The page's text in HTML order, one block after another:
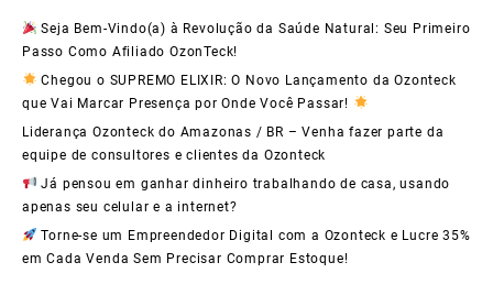
Vida
Financeira!
Seja Bem-Vindo(a) à Revolução da Saúde Natural: Seu Primeiro
Passo Como Afiliado OzonTeck!
Chegou o SUPREMO ELIXIR: O Novo Lançamento da Ozonteck
que Vai Marcar Presença por Onde Você Passar!
Liderança Ozonteck do Amazonas / BR – Venha fazer parte da
equipe de consultores e clientes da Ozonteck
Já pensou em ganhar dinheiro trabalhando de casa, usando
apenas seu celular e a internet?
Torne-se um Empreendedor Digital com a Ozonteck e Lucre 35%
em Cada Venda Sem Precisar Comprar Estoque!